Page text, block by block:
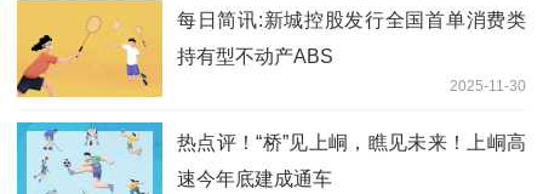
每日简讯:新城控股发行全国首单消费类
持有型不动产ABS
2025-11-30
热点评！“桥”见上峒，瞧见未来！上峒高
速今年底建成通车